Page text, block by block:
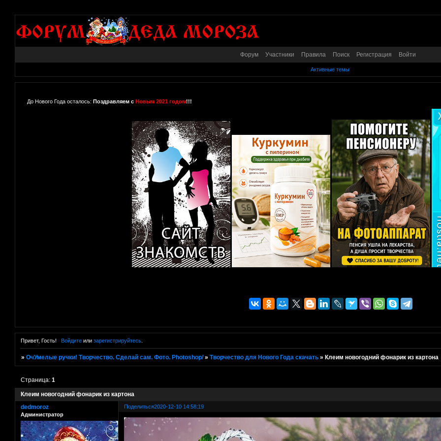
Форум Участники Правила Поиск Регистрация Войти
Активные темы
До Нового Года осталось: Поздравляем с Новым 2021 годом!!!
Привет, Гость! Войдитеили зарегистрируйтесь.
»ОчУмелые ручки! Творчество. Сделай сам. Фото. Photoshop/ »Творчество для Нового Года скачать » Клеим новогодний фонарик из картона
Клеим новогодний фонарик из картона
Страница:1
Поделиться2020-12-10 14:58:19
dedmoroz
Администратор